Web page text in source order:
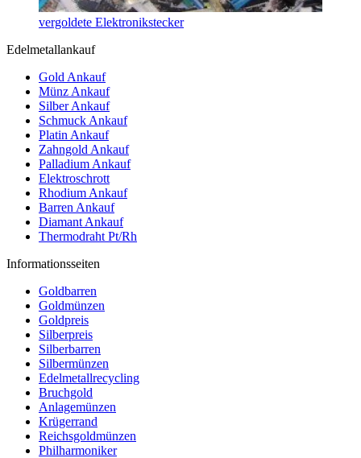
vergoldete Elektronikstecker
Edelmetallankauf
Gold Ankauf
Münz Ankauf
Silber Ankauf
Schmuck Ankauf
Platin Ankauf
Zahngold Ankauf
Palladium Ankauf
Elektroschrott
Rhodium Ankauf
Barren Ankauf
Diamant Ankauf
Thermodraht Pt/Rh
Informationsseiten
Goldbarren
Goldmünzen
Goldpreis
Silberpreis
Silberbarren
Silbermünzen
Edelmetallrecycling
Bruchgold
Anlagemünzen
Krügerrand
Reichsgoldmünzen
Philharmoniker